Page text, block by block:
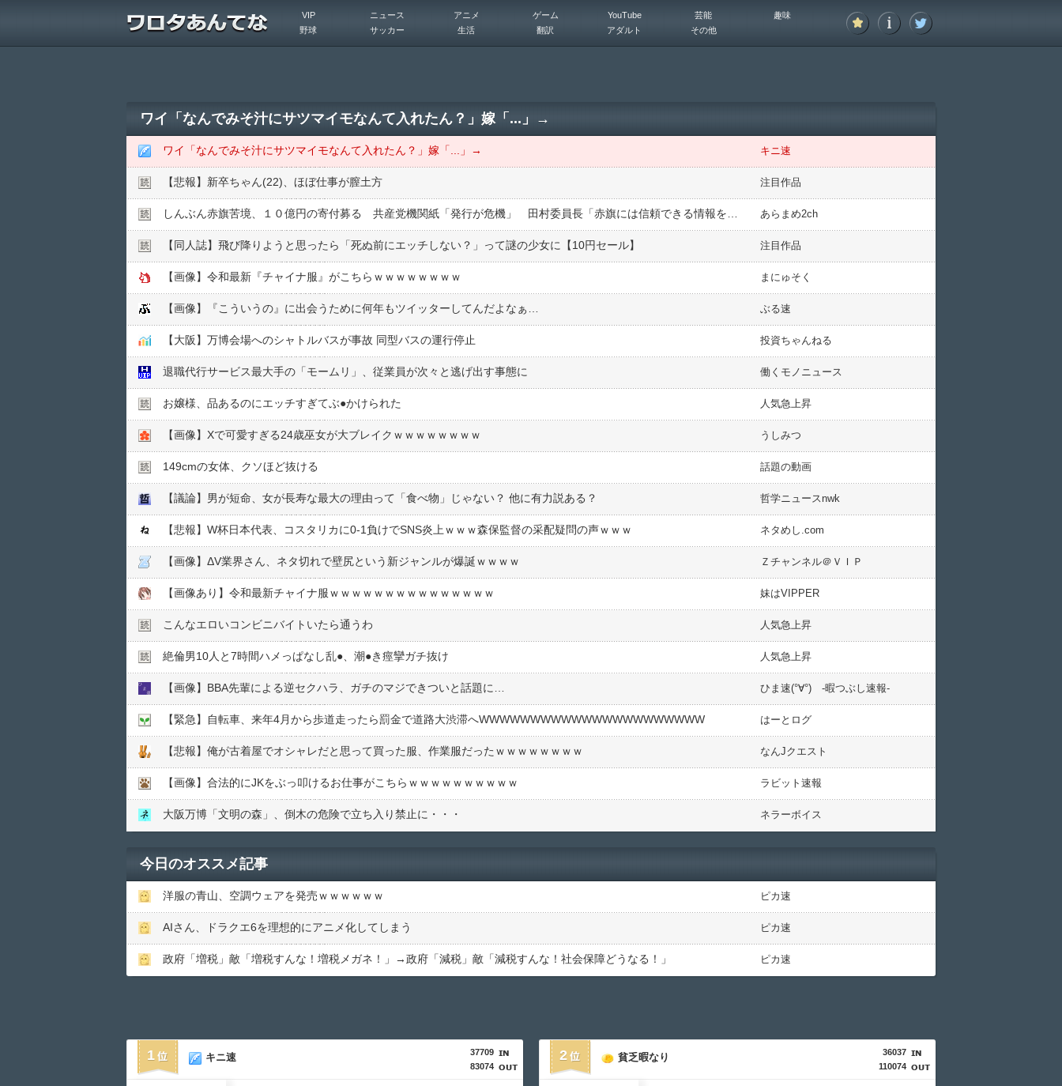
VIP ニュース アニメ ゲーム YouTube 芸能
趣味
野球
サッカー 生活 翻訳 アダルト その他
ワイ「なんでみそ汁にサツマイモなんて入れたん？」嫁「...」→
ワイ「なんでみそ汁にサツマイモなんて入れたん？」嫁「...」→ キニ速
【悲報】新卒ちゃん(22)、ほぼ仕事が膣土方 注目作品
あらまめ2ch
【同人誌】飛び降りようと思ったら「死ぬ前にエッチしない？」って謎の少女に【10円セール】 注目作品
【画像】令和最新『チャイナ服』がこちらｗｗｗｗｗｗｗｗ まにゅそく
【画像】『こういうの』に出会うために何年もツイッターしてんだよなぁ… ぶる速
【大阪】万博会場へのシャトルバスが事故 同型バスの運行停止 投資ちゃんねる
退職代行サービス最大手の「モームリ」、従業員が次々と逃げ出す事態に 働くモノニュース
お嬢様、品あるのにエッチすぎてぶ●︎かけられた 人気急上昇
【画像】Xで可愛すぎる24歳巫女が大ブレイクｗｗｗｗｗｗｗｗ うしみつ
149cmの女体、クソほど抜ける 話題の動画
【議論】男が短命、女が長寿な最大の理由って「食べ物」じゃない？ 他に有力説ある？ 哲学ニュースnwk
【悲報】W杯日本代表、コスタリカに0-1負けでSNS炎上ｗｗｗ森保監督の采配疑問の声ｗｗｗ ネタめし.com
【画像】ΔV業界さん、ネタ切れで壁尻という新ジャンルが爆誕ｗｗｗｗ Ｚチャンネル＠ＶＩＰ
【画像あり】令和最新チャイナ服ｗｗｗｗｗｗｗｗｗｗｗｗｗｗｗ 妹はVIPPER
こんなエロいコンビニバイトいたら通うわ 人気急上昇
絶倫男10人と7時間ハメっぱなし乱●︎、潮●︎き痙攣ガチ抜け 人気急上昇
【画像】BBA先輩による逆セクハラ、ガチのマジできついと話題に… ひま速(°∀°) -暇つぶし速報-
【緊急】自転車、来年4月から歩道走ったら罰金で道路大渋滞へWWWWWWWWWWWWWWWWWWWWWW はーとログ
【悲報】俺が古着屋でオシャレだと思って買った服、作業服だったｗｗｗｗｗｗｗｗ なんJクエスト
【画像】合法的にJKをぶっ叩けるお仕事がこちらｗｗｗｗｗｗｗｗｗｗ ラビット速報
大阪万博「文明の森」、倒木の危険で立ち入り禁止に・・・ ネラーボイス
今日のオススメ記事
洋服の青山、空調ウェアを発売ｗｗｗｗｗｗ ピカ速
AIさん、ドラクエ6を理想的にアニメ化してしまう ピカ速
政府「増税」敵「増税すんな！増税メガネ！」→政府「減税」敵「減税すんな！社会保障どうなる！」 ピカ速
1
37709
83074
キニ速 2
36037
110074
貧乏暇なり